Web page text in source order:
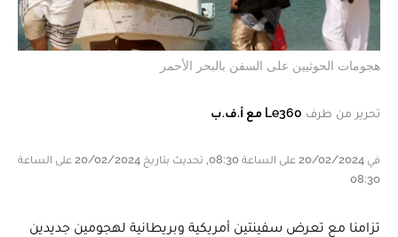
هجومات الحوثيين على السفن بالبحر الأحمر
تحرير من طرف Le360 مع أ.ف.ب
في 20/02/2024 على الساعة 08:30, تحديث بتاريخ 20/02/2024 على الساعة
08:30
تزامنا مع تعرض سفينتين أمريكية وبريطانية لهجومين جديدين